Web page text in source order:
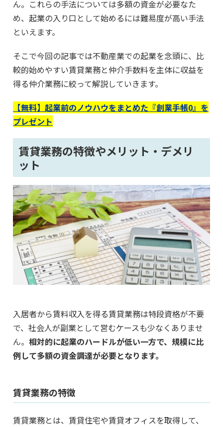
ん。これらの手法については多額の資金が必要なた
め、起業の入り口として始めるには難易度が高い手法
といえます。
そこで今回の記事では不動産業での起業を念頭に、比
較的始めやすい賃貸業務と仲介手数料を主体に収益を
得る仲介業務に絞って解説していきます。
【無料】起業前のノウハウをまとめた『創業手帳0』を
プレゼント
賃貸業務の特徴やメリット・デメリ
ット
入居者から賃料収入を得る賃貸業務は特段資格が不要
で、社会人が副業として営むケースも少なくありませ
ん。 相対的に起業のハードルが低い一方で、規模に比
例して多額の資金調達が必要となります。
賃貸業務の特徴
賃貸業務とは、賃貸住宅や賃貸オフィスを取得して、